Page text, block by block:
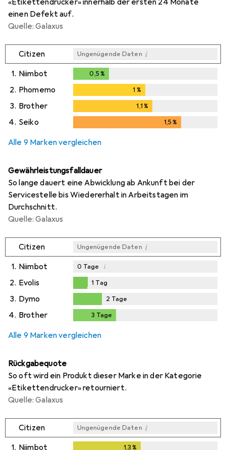
einen Defekt auf.
Quelle: Galaxus
Citizen Ungenügende Daten i
1. Niimbot 0,5 %
2. Phomemo 1 %
3. Brother 1,1%
4. Seiko 1,5%
Alle 9 Marken vergleichen
Gewährleistungsfalldauer
So lange dauert eine Abwicklung ab Ankunft bei der
Servicestelle bis Wiedererhalt in Arbeitstagen im
Durchschnitt.
Quelle: Galaxus
Citizen Ungenügende Daten i
1. Niimbot 0 Tage i
2. Evolis
Tag
1 Tag
3. Dymo
2Tage
2 Tage
4. Brother 3 Tage
Alle 9 Marken vergleichen
Rückgabequote
So oft wird ein Produkt dieser Marke in der Kategorie
«Etikettendrucker» retourniert.
Quelle: Galaxus
Citizen Ungenügende Daten i
1. Niimbot 1,3%